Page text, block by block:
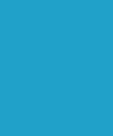
Lubaniu